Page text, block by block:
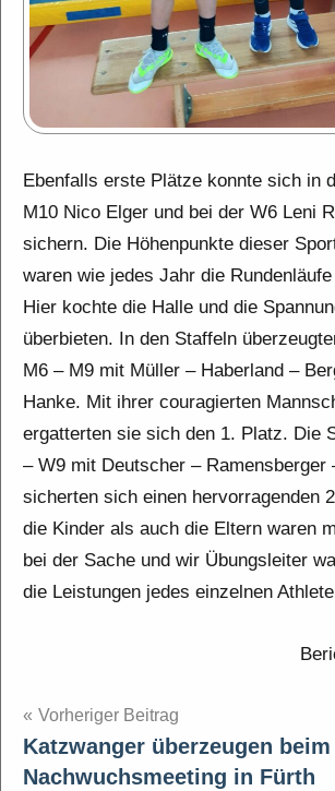
Ebenfalls erste Plätze konnte sich in
M10 Nico Elger und bei der W6 Leni
sichern. Die Höhenpunkte dieser
waren wie jedes Jahr die
Hier kochte die Halle und die
überbieten. In den Staffeln
M6 – M9 mit Müller – Haberland –
Hanke. Mit ihrer couragierten
ergatterten sie sich den 1. Platz. Die
– W9 mit Deutscher – Ramensberger
sicherten sich einen hervorragenden
die Kinder als auch die Eltern waren
bei der Sache und wir Übungsleiter
die Leistungen jedes einzelnen
Beitragsnavigation
Vorheriger Beitrag
Katzwanger überzeugen beim
Nachwuchsmeeting in Fürth